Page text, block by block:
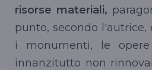
risorse materiali,
punto, secondo l'autrice,
i monumenti, le
innanzitutto non